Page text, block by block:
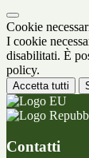
Cookie
I cookie
disabilitati. È
policy.
Accetta tutti
Contatti